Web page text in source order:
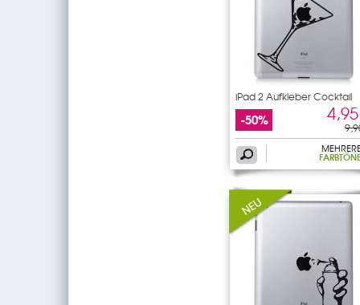
iPad 2 Aufkleber Cocktail
-50%